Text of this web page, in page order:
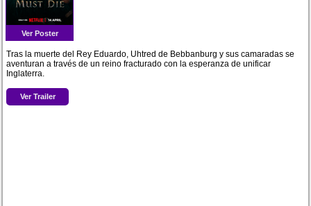
Ver Poster
Tras la muerte del Rey Eduardo, Uhtred de Bebbanburg y sus camaradas se
aventuran a través de un reino fracturado con la esperanza de unificar
Inglaterra.
Ver Trailer